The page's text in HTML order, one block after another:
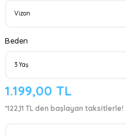
Beden
1.199,00 TL
*122,11 TL den başlayan taksitlerle!